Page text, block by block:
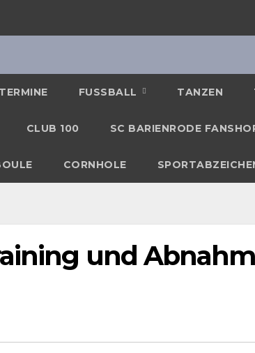
TERMINE FUSSBALL TANZEN
CLUB 100 SC BARIENRODE
CORNHOLE
und